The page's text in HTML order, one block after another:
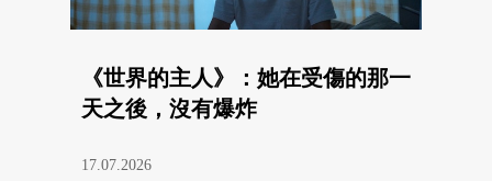
《世界的主人》：她在受傷的那一
天之後，沒有爆炸
17.07.2026